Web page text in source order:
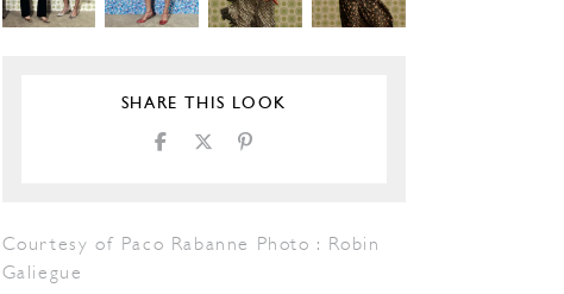
SHARE THIS LOOK
Courtesy of Paco Rabanne Photo : Robin
Galiegue